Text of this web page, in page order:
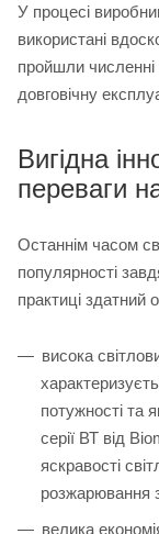
У процесі
використані
пройшли
довговічну
Вигідна
переваги
Останнім часом
популярності
практиці здатний
висока
потужності та
серії ВТ від
яскравості
розжарювання
велика